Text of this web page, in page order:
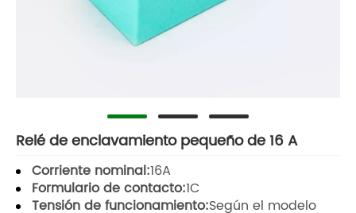
Relé de enclavamiento pequeño de 16 A
Corriente nominal:16A
Formulario de contacto:1C
Tensión de funcionamiento:Según el modelo